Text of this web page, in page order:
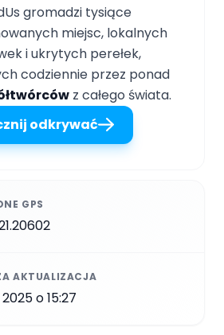
gromadzi tysiące
miejsc, lokalnych
i ukrytych perełek,
codziennie przez ponad
z całego świata.
odkrywać
GPS
AKTUALIZACJA
o 15:27